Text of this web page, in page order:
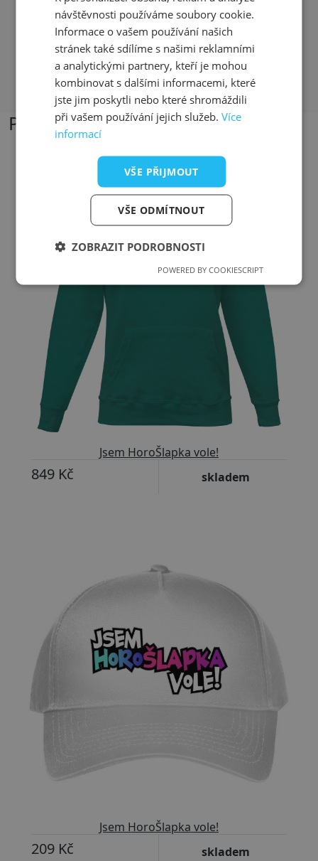
Velká spokojenost.
Přečíst další recenze
Podobné produkty
Přizpůsobitelný motiv
Jsem HoroŠlapka vole!
849 Kč skladem
Jsem HoroŠlapka vole!
209 Kč skladem
návštěvnosti používáme soubory cookie.
Informace o vašem používání našich
stránek také sdílíme s našimi reklamními
a analytickými partnery, kteří je mohou
kombinovat s dalšími informacemi, které
jste jim poskytli nebo které shromáždili
při vašem používání jejich služeb.Více
informací
VŠE PŘIJMOUT
VŠE ODMÍTNOUT
ZOBRAZIT PODROBNOSTI
POWERED BY COOKIESCRIPT